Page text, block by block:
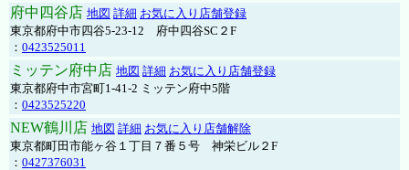
府中四谷店 地図 詳細 お気に入り店舗登録
東京都府中市四谷5-23-12 府中四谷SC２F
： 0423525011
ミッテン府中店 地図 詳細 お気に入り店舗登録
東京都府中市宮町1-41-2 ミッテン府中5階
： 0423525220
NEW鶴川店 地図 詳細 お気に入り店舗解除
東京都町田市能ヶ谷１丁目７番５号 神栄ビル２F
： 0427376031